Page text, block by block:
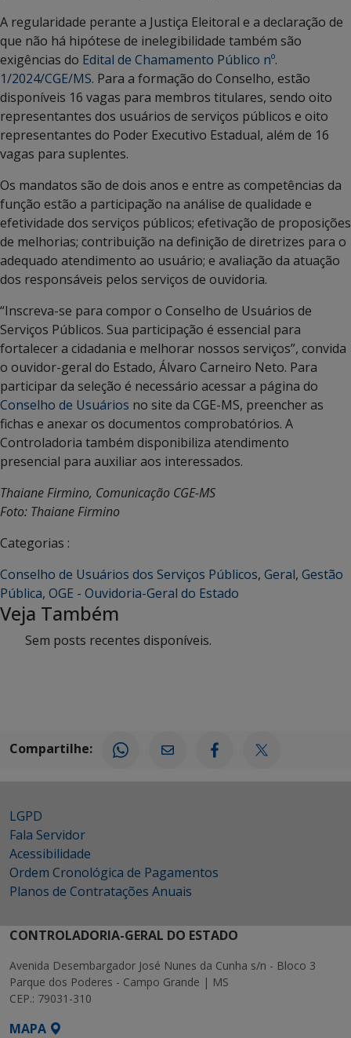
A regularidade perante a Justiça Eleitoral e a declaração de
que não há hipótese de inelegibilidade também são
exigências do Edital de Chamamento Público nº.
1/2024/CGE/MS. Para a formação do Conselho, estão
disponíveis 16 vagas para membros titulares, sendo oito
representantes dos usuários de serviços públicos e oito
representantes do Poder Executivo Estadual, além de 16
vagas para suplentes.
Os mandatos são de dois anos e entre as competências da
função estão a participação na análise de qualidade e
efetividade dos serviços públicos; efetivação de proposições
de melhorias; contribuição na definição de diretrizes para o
adequado atendimento ao usuário; e avaliação da atuação
dos responsáveis pelos serviços de ouvidoria.
“Inscreva-se para compor o Conselho de Usuários de
Serviços Públicos. Sua participação é essencial para
fortalecer a cidadania e melhorar nossos serviços”, convida
o ouvidor-geral do Estado, Álvaro Carneiro Neto. Para
participar da seleção é necessário acessar a página do
Conselho de Usuários no site da CGE-MS, preencher as
fichas e anexar os documentos comprobatórios. A
Controladoria também disponibiliza atendimento
presencial para auxiliar aos interessados.
Thaiane Firmino, Comunicação CGE-MS
Foto: Thaiane Firmino
Categorias :
Conselho de Usuários dos Serviços Públicos, Geral, Gestão
Pública, OGE - Ouvidoria-Geral do Estado
Veja Também
Sem posts recentes disponíveis.
Compartilhe:
LGPD
Fala Servidor
Acessibilidade
Ordem Cronológica de Pagamentos
Planos de Contratações Anuais
CONTROLADORIA-GERAL DO ESTADO
Avenida Desembargador José Nunes da Cunha s/n - Bloco 3
Parque dos Poderes - Campo Grande | MS
CEP.: 79031-310
MAPA